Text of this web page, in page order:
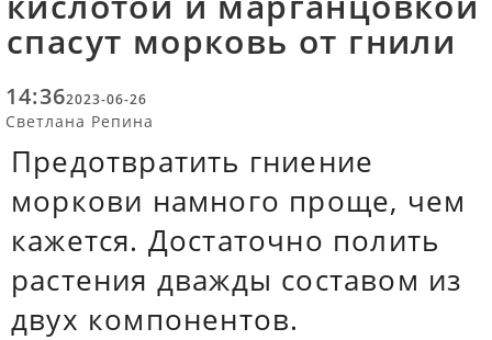
спасут морковь от гнили
14:362023-06-26
Светлана Репина
Предотвратить гниение
моркови намного проще, чем
кажется. Достаточно полить
растения дважды составом из
двух компонентов.